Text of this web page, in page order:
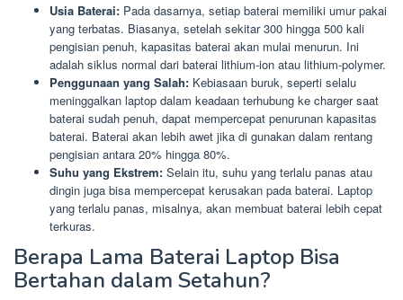
Usia Baterai: Pada dasarnya, setiap baterai memiliki umur pakai
yang terbatas. Biasanya, setelah sekitar 300 hingga 500 kali
pengisian penuh, kapasitas baterai akan mulai menurun. Ini
adalah siklus normal dari baterai lithium-ion atau lithium-polymer.
Penggunaan yang Salah: Kebiasaan buruk, seperti selalu
meninggalkan laptop dalam keadaan terhubung ke charger saat
baterai sudah penuh, dapat mempercepat penurunan kapasitas
baterai. Baterai akan lebih awet jika di gunakan dalam rentang
pengisian antara 20% hingga 80%.
Suhu yang Ekstrem: Selain itu, suhu yang terlalu panas atau
dingin juga bisa mempercepat kerusakan pada baterai. Laptop
yang terlalu panas, misalnya, akan membuat baterai lebih cepat
terkuras.
Berapa Lama Baterai Laptop Bisa
Bertahan dalam Setahun?